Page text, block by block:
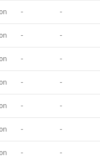
- -
- -
- -
- -
- -
- -
- -